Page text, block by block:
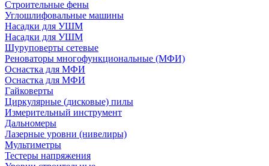
Строительные фены
Углошлифовальные машины
Насадки для УШМ
Насадки для УШМ
Шуруповерты сетевые
Реноваторы многофункциональные (МФИ)
Оснастка для МФИ
Оснастка для МФИ
Гайковерты
Циркулярные (дисковые) пилы
Измерительный инструмент
Дальномеры
Лазерные уровни (нивелиры)
Мультиметры
Тестеры напряжения